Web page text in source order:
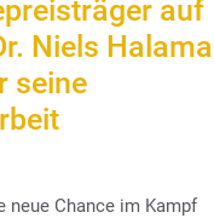
auf
Niels Halama
seine
neue Chance im Kampf